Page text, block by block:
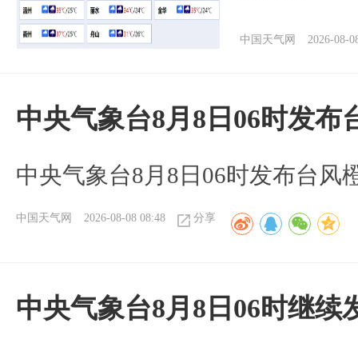
中国天气网 2026-08-
中央气象台8月8日06时发布
中央气象台8月8日06时发布台风
中国天气网 2026-08-08 08:48 分享
中央气象台8月8日06时继